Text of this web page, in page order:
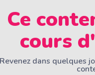
Ce
cours
Revenez dans quelques